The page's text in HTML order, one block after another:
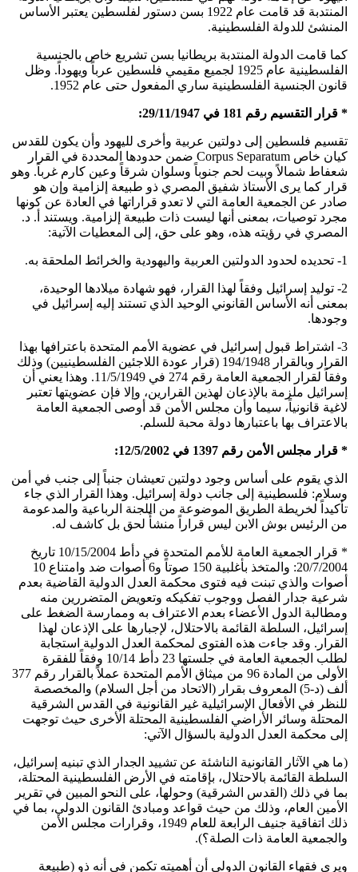
المنتدبة قد قامت عام 1922 بسن دستور لفلسطين يعتبر الأساس
المنشئ للدولة الفلسطينية.
كما قامت الدولة المنتدبة بريطانيا بسن تشريع خاص بالجنسية
الفلسطينية عام 1925 لجميع مقيمي فلسطين عرباً ويهوداً. وظل
قانون الجنسية الفلسطينية ساري المفعول حتى عام 1952.
* قرار التقسيم رقم 181 في 29/11/1947:
تقسيم فلسطين إلى دولتين عربية وأخرى لليهود وأن يكون للقدس
كيان خاص Corpus Separatum ضمن حدودها المحددة في القرار
شعفاط شمالاً وبيت لحم جنوباً وسلوان شرقاً وعين كارم غرباً. وهو
قرار كما يرى الأستاذ شفيق المصري ذو طبيعة إلزامية وإن هو
صادر عن الجمعية العامة التي لا تعدو قراراتها في العادة عن كونها
مجرد توصيات، بمعنى أنها ليست ذات طبيعة إلزامية. ويستند أ. د.
المصري في رؤيته هذه، وهو على حق، إلى المعطيات الآتية:
1- تحديده لحدود الدولتين العربية واليهودية والخرائط الملحقة به.
2- توليد إسرائيل وفقاً لهذا القرار، فهو شهادة ميلادها الوحيدة،
بمعنى أنه الأساس القانوني الوحيد الذي تستند إليه إسرائيل في
وجودها.
3- اشتراط قبول إسرائيل في عضوية الأمم المتحدة باعترافها بهذا
القرار وبالقرار 194/1948 (قرار عودة اللاجئين الفلسطينيين) وذلك
وفقاً لقرار الجمعية العامة رقم 274 في 11/5/1949. وهذا يعني أن
إسرائيل ملزمة بالإذعان لهذين القرارين، وإلا فإن عضويتها تعتبر
لاغية قانونياً، سيما وأن مجلس الأمن قد أوصى الجمعية العامة
بالاعتراف بها باعتبارها دولة محبة للسلم.
* قرار مجلس الأمن رقم 1397 في 12/5/2002:
الذي يقوم على أساس وجود دولتين تعيشان جنباً إلى جنب في أمن
وسلام: فلسطينية إلى جانب دولة إسرائيل. وهذا القرار الذي جاء
تأكيداً لخريطة الطريق الموضوعة من اللجنة الرباعية والمدعومة
من الرئيس بوش الابن ليس قراراً منشأً لحق بل كاشف له.
* قرار الجمعية العامة للأمم المتحدة في دأط 10/15/2004 تاريخ
20/7/2004: والمتخذ بأغلبية 150 صوتاً و6 أصوات ضد وامتناع 10
أصوات والذي تبنت فيه فتوى محكمة العدل الدولية القاضية بعدم
شرعية جدار الفصل ووجوب تفكيكه وتعويض المتضررين منه
ومطالبة الدول الأعضاء بعدم الاعتراف به وممارسة الضغط على
إسرائيل، السلطة القائمة بالاحتلال، لإجبارها على الإذعان لهذا
القرار. وقد جاءت هذه الفتوى لمحكمة العدل الدولية استجابة
لطلب الجمعية العامة في جلستها 23 دأط 10/14 وفقاً للفقرة
الأولى من المادة 96 من ميثاق الأمم المتحدة عملاً بالقرار رقم 377
ألف (د-5) المعروف بقرار (الاتحاد من أجل السلام) والمخصصة
للنظر في الأفعال الإسرائيلية غير القانونية في القدس الشرقية
المحتلة وسائر الأراضي الفلسطينية المحتلة الأخرى حيث توجهت
إلى محكمة العدل الدولية بالسؤال الآتي:
(ما هي الآثار القانونية الناشئة عن تشييد الجدار الذي تبنيه إسرائيل،
السلطة القائمة بالاحتلال، بإقامته في الأرض الفلسطينية المحتلة،
بما في ذلك (القدس الشرقية) وحولها، على النحو المبين في تقرير
الأمين العام، وذلك من حيث قواعد ومبادئ القانون الدولي، بما في
ذلك اتفاقية جنيف الرابعة للعام 1949، وقرارات مجلس الأمن
والجمعية العامة ذات الصلة؟).
ويرى فقهاء القانون الدولي أن أهميته تكمن في أنه ذو (طبيعة